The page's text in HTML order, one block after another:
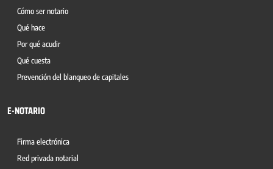
Cómo ser notario
Qué hace
Por qué acudir
Qué cuesta
Prevención del blanqueo de capitales
E-NOTARIO
Firma electrónica
Red privada notarial